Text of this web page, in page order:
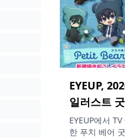
EYEUP,
일러스트
EYEUP에서
한 푸치 베어